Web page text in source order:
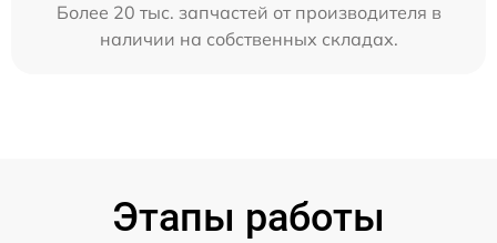
Более 20 тыс. запчастей от производителя в
наличии на собственных складах.
Этапы работы